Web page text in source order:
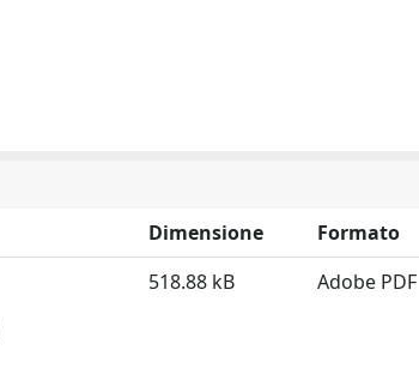
Dimensione
Formato
518.88 kB Adobe PDF